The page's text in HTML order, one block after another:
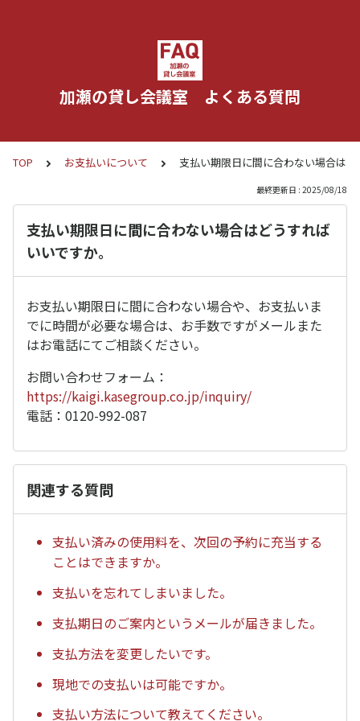
加瀬の貸し会議室 よくある質問
TOP お支払いについて 支払い期限日に間に合わない場合は
最終更新日 : 2025/08/18
支払い期限日に間に合わない場合はどうすれば
いいですか。
お支払い期限日に間に合わない場合や、お支払いま
でに時間が必要な場合は、お手数ですがメールまた
はお電話にてご相談ください。
お問い合わせフォーム：
https://kaigi.kasegroup.co.jp/inquiry/
電話：0120-992-087
関連する質問
支払い済みの使用料を、次回の予約に充当する
ことはできますか。
支払いを忘れてしまいました。
支払期日のご案内というメールが届きました。
支払方法を変更したいです。
現地での支払いは可能ですか。
支払い方法について教えてください。